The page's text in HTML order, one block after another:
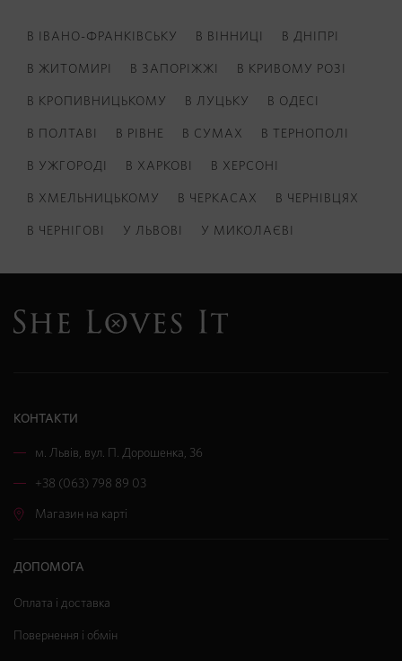
В ІВАНО-ФРАНКІВСЬКУ В ВІННИЦІ В ДНІПРІ
В ЖИТОМИРІ В ЗАПОРІЖЖІ В КРИВОМУ РОЗІ
В КРОПИВНИЦЬКОМУ В ЛУЦЬКУ В ОДЕСІ
В ПОЛТАВІ В РІВНЕ В СУМАХ В ТЕРНОПОЛІ
В УЖГОРОДІ В ХАРКОВІ В ХЕРСОНІ
В ХМЕЛЬНИЦЬКОМУ В ЧЕРКАСАХ В ЧЕРНІВЦЯХ
В ЧЕРНІГОВІ У ЛЬВОВІ У МИКОЛАЄВІ
КОНТАКТИ
м. Львів, вул. П. Дорошенка, 36
+38 (063) 798 89 03
Магазин на карті
ДОПОМОГА
Оплата і доставка
Повернення і обмін